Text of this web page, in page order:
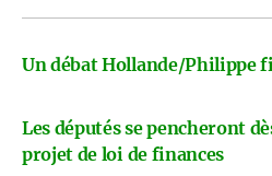
Un débat Hollande/Philippe
Les députés se pencheront
projet de loi de finances